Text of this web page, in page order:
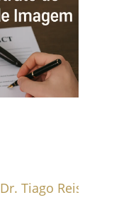
Dr. Tiago Reis